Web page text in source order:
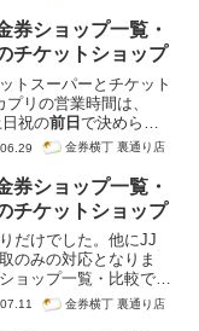
券ショップ一覧・
チケットショップ
トスーパーとチケット
リの営業時間は、
祝の前日で決められ
限り簡素化しておきま
」で検索順位が高か
金券横丁 裏通り店
券ショップ一覧・
チケットショップ
だけでした。他にJJ
のみの対応となりま
ョップ一覧・比較で
プ」で検索順位が高か
金券横丁 裏通り店